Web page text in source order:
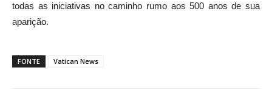
todas as iniciativas no caminho rumo aos 500 anos de sua
aparição.
FONTE Vatican News